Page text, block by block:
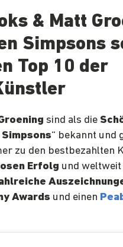
& Matt
Simpsons
Top 10 der
sind als die
Simpsons“ bekannt und
zu den bestbezahlten
Erfolg und
Awards und einen